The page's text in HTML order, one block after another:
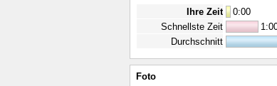
Ihre Zeit
0:00
Schnellste Zeit
Durchschnitt
Foto